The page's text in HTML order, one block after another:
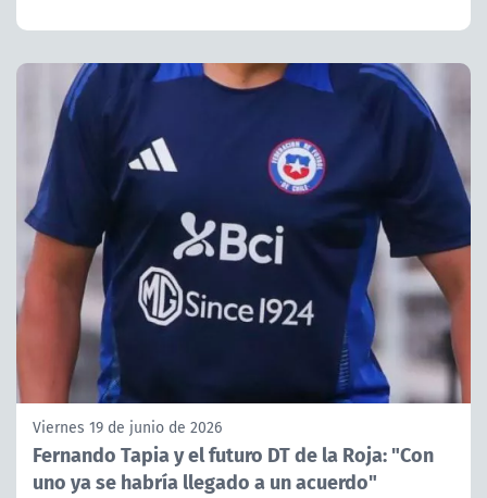
Viernes 19 de junio de 2026
Fernando Tapia y el futuro DT de la Roja: "Con
uno ya se habría llegado a un acuerdo"